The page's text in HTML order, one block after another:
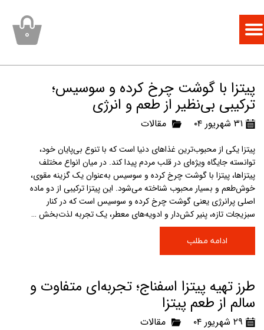
۰
پیتزا با گوشت چرخ کرده و سوسیس؛
ترکیبی بی‌نظیر از طعم و انرژی
۳۱ شهریور ۰۴ مقالات
پیتزا یکی از محبوب‌ترین غذاهای دنیا است که با تنوع بی‌پایان خود،
توانسته جایگاه ویژه‌ای در قلب مردم پیدا کند. در میان انواع مختلف
پیتزاها، پیتزا با گوشت چرخ کرده و سوسیس به‌عنوان یک گزینه مقوی،
خوش‌طعم و بسیار محبوب شناخته می‌شود. این پیتزا ترکیبی از دو ماده
اصلی پرانرژی یعنی گوشت چرخ کرده و سوسیس است که در کنار
سبزیجات تازه، پنیر کش‌دار و ادویه‌های معطر، یک تجربه لذت‌بخش …
ادامه مطلب
طرز تهیه پیتزا اسفناج؛ تجربه‌ای متفاوت و
سالم از طعم پیتزا
۲۹ شهریور ۰۴ مقالات